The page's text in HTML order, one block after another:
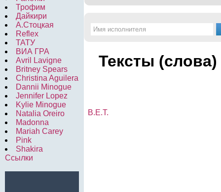
Трофим
Дайкири
А.Стоцкая
Reflex
ТАТУ
ВИА ГРА
Avril Lavigne
Britney Spears
Christina Aguilera
Dannii Minogue
Jennifer Lopez
Kylie Minogue
Natalia Oreiro
Madonna
Mariah Carey
Pink
Shakira
Ссылки
Тексты
B.E.T.